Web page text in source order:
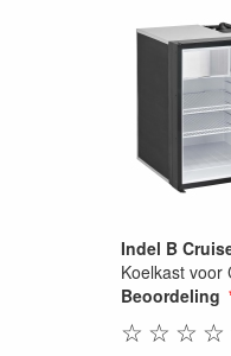
Indel B
Koelkast voor
Beoordeling
☆
☆
☆
☆